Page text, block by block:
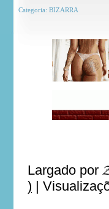
Categoria: BIZARRA
Largado por
) |